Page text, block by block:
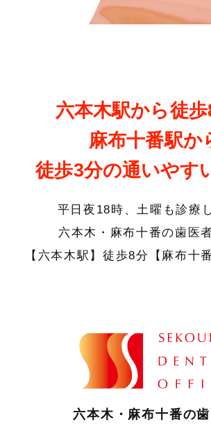
六本木駅から徒歩
麻布十番駅か
徒歩3分の通いやす
平⽇夜18時、土曜も診療
六本木・麻布十番の⻭医
【六本木駅】徒歩8分【麻布十
六本木・麻布十番の